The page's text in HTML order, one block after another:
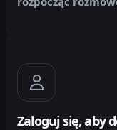
Zaloguj się, aby